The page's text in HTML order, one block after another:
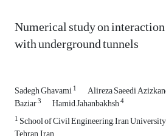
Numerical study on
with underground tunnels
Sadegh Ghavami1 Alireza Saeedi
Baziar3 Hamid Jahanbakhsh4
1 School of Civil Engineering, Iran